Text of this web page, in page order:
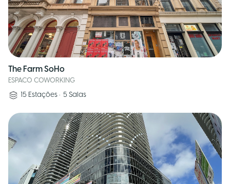
The Farm SoHo
ESPACO COWORKING
15 Estações • 5 Salas